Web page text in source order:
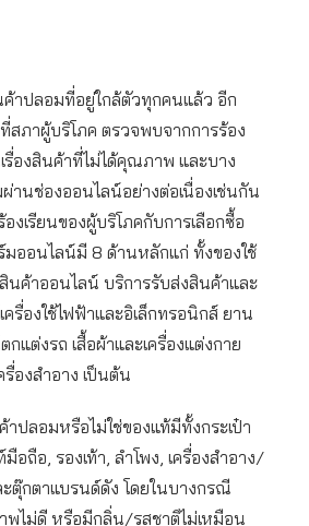
ปลอมที่อยู่ใกล้ตัวทุกคนแล้ว อีก
สภาผู้บริโภค ตรวจพบจากการร้อง
รื่องสินค้าที่ไม่ได้คุณภาพ และบาง
านช่องออนไลน์อย่างต่อเนื่องเช่นกัน
องเรียนของผู้บริโภคกับการเลือกซื้อ
ออนไลน์มี 8 ด้านหลักแก่ ทั้งของใช้
นค้าออนไลน์ บริการรับส่งสินค้าและ
องใช้ไฟฟ้าและอิเล็กทรอนิกส์ ยาน
ต่งรถ เสื้อผ้าและเครื่องแต่งกาย
รื่องสำอาง เป็นต้น
ปลอมหรือไม่ใช่ของแท้มีทั้งกระเป๋า
อถือ, รองเท้า, ลำโพง, เครื่องสำอาง/
ตุ๊กตาแบรนด์ดัง โดยในบางกรณี
ไม่ดี หรือมีกลิ่น/รสชาติไม่เหมือน